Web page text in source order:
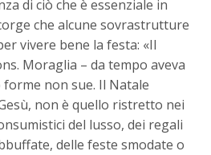
di ciò che è essenziale in
che alcune sovrastrutture
vivere bene la festa: «Il
Moraglia – da tempo aveva
non sue. Il Natale
non è quello ristretto nei
del lusso, dei regali
delle feste smodate o